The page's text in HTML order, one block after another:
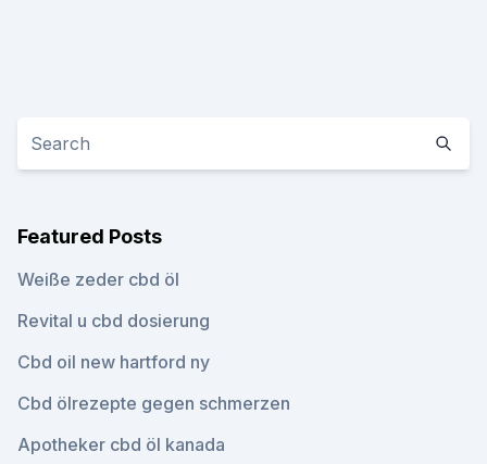
Featured Posts
Weiße zeder cbd öl
Revital u cbd dosierung
Cbd oil new hartford ny
Cbd ölrezepte gegen schmerzen
Apotheker cbd öl kanada